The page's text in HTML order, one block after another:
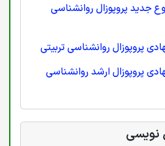
جدید پروپوزال روانشناسی
پروپوزال روانشناسی تربیتی
پروپوزال ارشد روانشناسی
نویسی